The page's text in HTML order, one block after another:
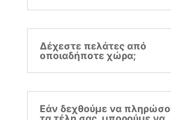
Δέχεστε πελάτες από
οποιαδήποτε χώρα;
Εάν δεχθούμε να